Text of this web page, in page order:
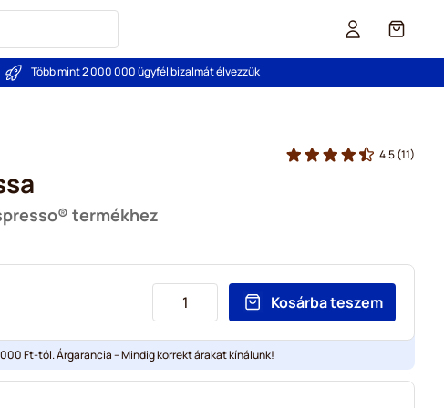
Cart
Több mint 2 000 000 ügyfél bizalmát élvezzük
termékhez
4.5(11)
Kosárba teszem
Ft-tól. Árgarancia – Mindig korrekt árakat kínálunk!